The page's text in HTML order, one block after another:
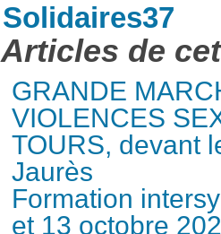
Solidaires37
Articles de
GRANDE
VIOLENCES
TOURS, devant
Jaurès
Formation
et 13 octobre